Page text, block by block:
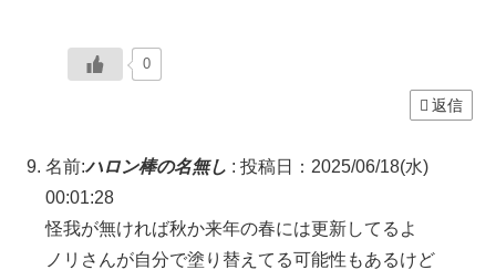
0
返信
名前:ハロン棒の名無し : 投稿日：2025/06/18(水)
00:01:28
怪我が無ければ秋か来年の春には更新してるよ
ノリさんが自分で塗り替えてる可能性もあるけど